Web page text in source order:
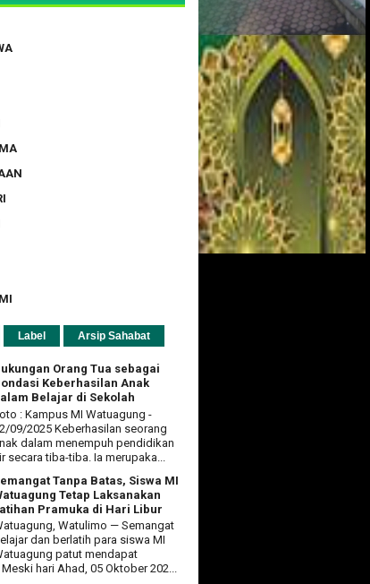
Label Arsip Sahabat
Orang Tua sebagai
Keberhasilan Anak
Belajar di Sekolah
: Kampus MI Watuagung -
09/2025 Keberhasilan seorang
dalam menempuh pendidikan
secara tiba-tiba. Ia merupaka...
Tanpa Batas, Siswa MI
Tetap Laksanakan
Pramuka di Hari Libur
Watulimo — Semangat
dan berlatih para siswa MI
patut mendapat
hari Ahad, 05 Oktober 202...